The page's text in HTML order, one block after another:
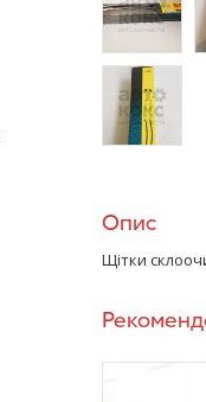
/>
Опис
Щітки